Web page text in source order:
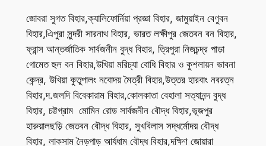
জোবরা সুগত বিহার,ক্যালিফোর্নিয়া প্রজ্ঞা বিহার, জামুয়াইন বেণুবন
বিহার,এিপুরা সুন্দরী সারনাথ বিহার, ভারত লক্ষীপুর জেতবন বন বিহার,
ফ্রান্স আন্তর্জাতিক সার্বজনীন বুদ্ধ বিহার, ত্রিপুরা নিজচন্দ্র পাড়া
গোমেত হুল বন বিহার,উখিয়া মরিচ্যা বোধি বিহার ও কুশলায়ন ভাবনা
কেন্দ্র, উখিয়া কুতুপালং নবোদয় মৈত্রী বিহার,উত্তর হারবাং নবরত্ন
বিহার,দ.জলদি বিবেকারাম বিহার,কোলকাতা বেহালা সত্যানন্দ বুদ্ধ
বিহার, চট্টগ্রাম মোমিন রোড সার্বজনীন বৌদ্ধ বিহার,ভূজপুর
হারুয়ালছড়ি জেতবন বৌদ্ধ বিহার, সুখবিলাস সদ্ধর্মোদয় বৌদ্ধ
বিহার, লাকসাম নৈড়পাড় আর্যধাম বৌদ্ধ বিহার,দক্ষিণ জোয়ারা